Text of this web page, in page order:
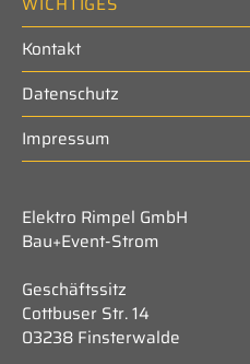
Kontakt
Datenschutz
Impressum
Elektro Rimpel GmbH
Bau+Event-Strom
Geschäftssitz
Cottbuser Str. 14
03238 Finsterwalde